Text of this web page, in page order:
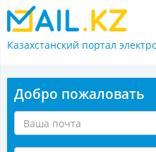
Казахстанский портал
Добро пожаловать